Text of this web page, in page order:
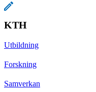
KTH
Utbildning
Forskning
Samverkan